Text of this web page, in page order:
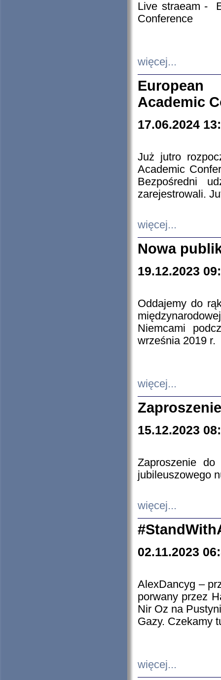
Live straeam -
Conference
więcej...
European
Academic
17.06.2024
Już jutro
Academic
Bezpośredni
zarejestrowali.
więcej...
Nowa
19.12.2023
Oddajemy do
Niemcami
września 2019 r.
więcej...
15.12.2023
Zaproszenie do
jubileuszowego
więcej...
02.11.2023
AlexDancyg –
porwany przez
Nir Oz na
Gazy. Czekamy
więcej...